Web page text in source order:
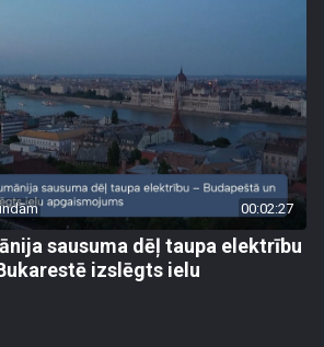
00:02:27
sausuma dēļ taupa elektrību
izslēgts ielu